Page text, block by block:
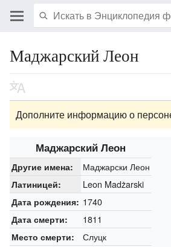
Маджарский Леон
Дополните информацию о
Маджарский Леон
Другие имена: Маджарски Леон
Латиницей: Leon Madżarski
Дата рождения: 1740
Дата смерти: 1811
Место смерти: Слуцк